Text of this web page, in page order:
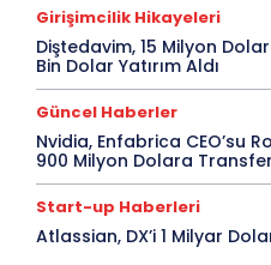
Girişimcilik Hikayeleri
Diştedavim, 15 Milyon
Bin Dolar Yatırım Aldı
Güncel Haberler
Nvidia, Enfabrica CEO’su
900 Milyon Dolara
Start-up Haberleri
Atlassian, DX’i 1 Milyar